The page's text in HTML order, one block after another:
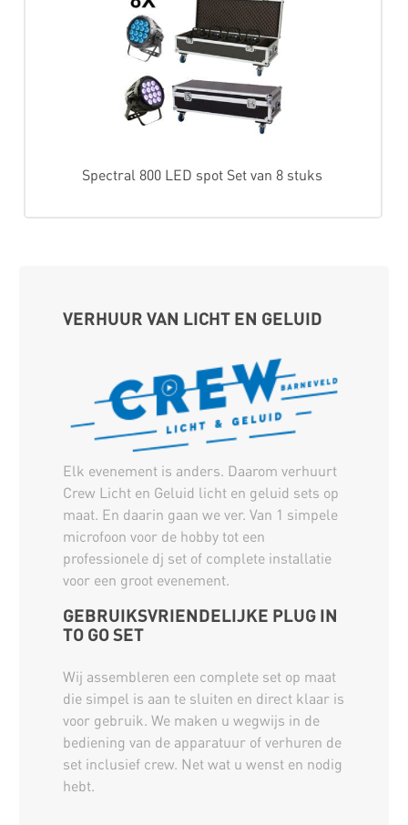
Spectral 800 LED spot Set van 8 stuks
VERHUUR VAN LICHT EN GELUID
Elk evenement is anders. Daarom verhuurt
Crew Licht en Geluid licht en geluid sets op
maat. En daarin gaan we ver. Van 1 simpele
microfoon voor de hobby tot een
professionele dj set of complete installatie
voor een groot evenement.
GEBRUIKSVRIENDELIJKE PLUG IN
TO GO SET
Wij assembleren een complete set op maat
die simpel is aan te sluiten en direct klaar is
voor gebruik. We maken u wegwijs in de
bediening van de apparatuur of verhuren de
set inclusief crew. Net wat u wenst en nodig
hebt.